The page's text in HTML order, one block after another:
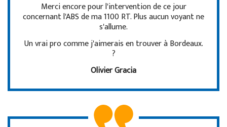
Merci encore pour l'intervention de ce jour
concernant l'ABS de ma 1100 RT. Plus aucun voyant ne
s'allume.
Un vrai pro comme j'aimerais en trouver à Bordeaux.
?
Olivier Gracia